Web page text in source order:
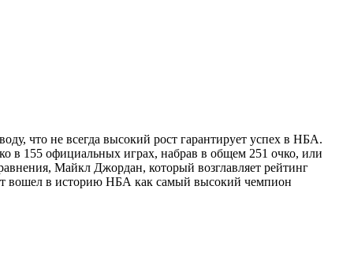
что не всегда высокий рост гарантирует успех в НБА.
в 155 официальных играх, набрав в общем 251 очко, или
Майкл Джордан, который возглавляет рейтинг
вошел в историю НБА как самый высокий чемпион